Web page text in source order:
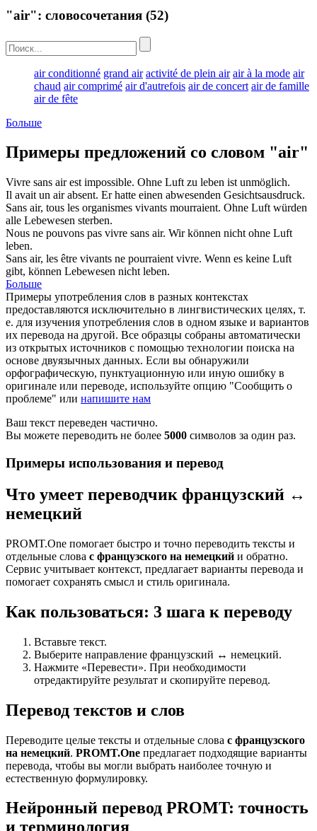
"air": словосочетания (52)
air conditionné grand air activité de plein air air à la mode air
chaud air comprimé air d'autrefois air de concert air de famille
air de fête
Больше
Примеры предложений со словом "air"
Vivre sans airest impossible. Ohne Luft zu leben ist unmöglich.
Il avait un airabsent. Er hatte einen abwesenden Gesichtsausdruck.
Sans air, tous les organismes vivants mourraient. Ohne Luft würden
alle Lebewesen sterben.
Nous ne pouvons pas vivre sans air. Wir können nicht ohne Luft
leben.
Sans air, les être vivants ne pourraient vivre. Wenn es keine Luft
gibt, können Lebewesen nicht leben.
Больше
Примеры употребления слов в разных контекстах
предоставляются исключительно в лингвистических целях, т.
е. для изучения употребления слов в одном языке и вариантов
их перевода на другой. Все образцы собраны автоматически
из открытых источников с помощью технологии поиска на
основе двуязычных данных. Если вы обнаружили
орфографическую, пунктуационную или иную ошибку в
оригинале или переводе, используйте опцию "Сообщить о
проблеме" или напишите нам
Ваш текст переведен частично.
Вы можете переводить не более 5000 символов за один раз.
Примеры использования и перевод
Что умеет переводчик французский ↔
немецкий
PROMT.One помогает быстро и точно переводить тексты и
отдельные слова с французского на немецкий и обратно.
Сервис учитывает контекст, предлагает варианты перевода и
помогает сохранять смысл и стиль оригинала.
Как пользоваться: 3 шага к переводу
Вставьте текст.
Выберите направление французский ↔ немецкий.
Нажмите «Перевести». При необходимости
отредактируйте результат и скопируйте перевод.
Перевод текстов и слов
Переводите целые тексты и отдельные слова с французского
на немецкий. PROMT.One предлагает подходящие варианты
перевода, чтобы вы могли выбрать наиболее точную и
естественную формулировку.
Нейронный перевод PROMT: точность
и терминология